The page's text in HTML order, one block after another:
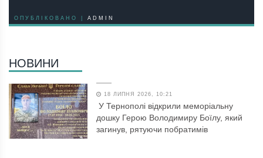
ОПУБЛІКОВАНО | ADMIN
НОВИНИ
18 ЛИПНЯ 2026, 10:21
У Тернополі відкрили меморіальну
дошку Герою Володимиру Боїлу, який
загинув, рятуючи побратимів